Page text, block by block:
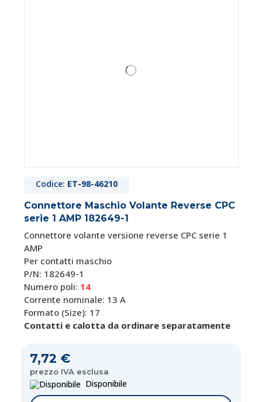
Codice: ET-98-46210
Connettore Maschio Volante Reverse CPC
serie 1 AMP 182649-1
Connettore volante versione reverse CPC serie 1
AMP
Per contatti maschio
P/N: 182649-1
Numero poli: 14
Corrente nominale: 13 A
Formato (Size): 17
Contatti e calotta da ordinare separatamente
7,72 €
prezzo IVA esclusa
Disponibile